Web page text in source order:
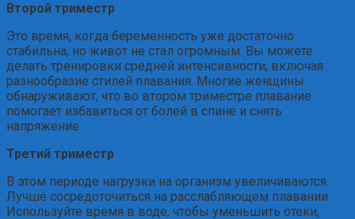
Второй триместр
Это время, когда беременность уже достаточно
стабильна, но живот не стал огромным. Вы можете
делать тренировки средней интенсивности, включая
разнообразие стилей плавания. Многие женщины
обнаруживают, что во втором триместре плавание
помогает избавиться от болей в спине и снять
напряжение.
Третий триместр
В этом периоде нагрузки на организм увеличиваются.
Лучше сосредоточиться на расслабляющем плавании.
Используйте время в воде, чтобы уменьшить отеки,